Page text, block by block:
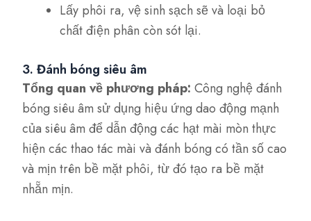
Lấy phôi ra, vệ sinh sạch sẽ và loại bỏ
chất điện phân còn sót lại.
3. Đánh bóng siêu âm
Tổng quan về phương pháp:Công nghệ đánh
bóng siêu âm sử dụng hiệu ứng dao động mạnh
của siêu âm để dẫn động các hạt mài mòn thực
hiện các thao tác mài và đánh bóng có tần số cao
và mịn trên bề mặt phôi, từ đó tạo ra bề mặt
nhẵn mịn.